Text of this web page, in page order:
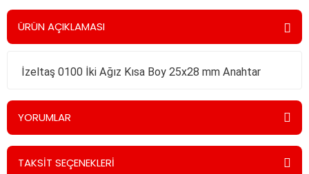
ÜRÜN AÇIKLAMASI
İzeltaş 0100 İki Ağız Kısa Boy 25x28 mm Anahtar
YORUMLAR
TAKSİT SEÇENEKLERİ